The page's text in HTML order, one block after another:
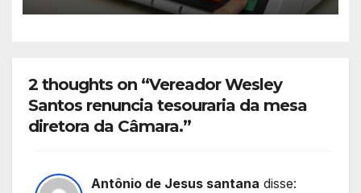
2 thoughts on “Vereador Wesley
Santos renuncia tesouraria da mesa
diretora da Câmara.”
Antônio de Jesus santana disse: